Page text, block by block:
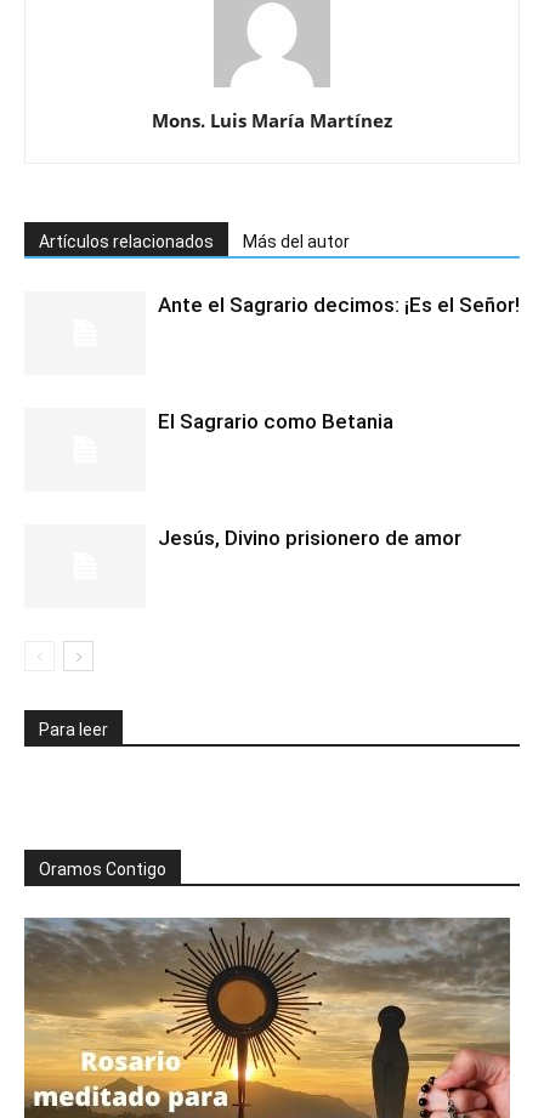
Mons. Luis María Martínez
Artículos relacionados Más del autor
Ante el Sagrario decimos: ¡Es el Señor!
El Sagrario como Betania
Jesús, Divino prisionero de amor
Para leer
Oramos Contigo